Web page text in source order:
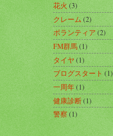
花火(3)
クレーム(2)
ボランティア(2)
FM群馬(1)
タイヤ(1)
ブログスタート(1)
一周年(1)
健康診断(1)
警察 (1)